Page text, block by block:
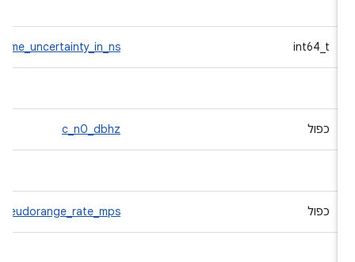
int64_t
כפול c_n0_dbhz
כפול pseudorange_rate_mps